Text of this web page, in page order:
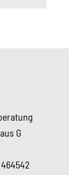
G